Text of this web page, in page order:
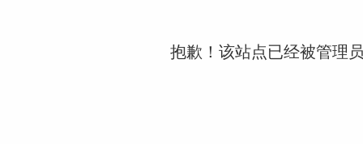
抱歉！该站点已经被管理